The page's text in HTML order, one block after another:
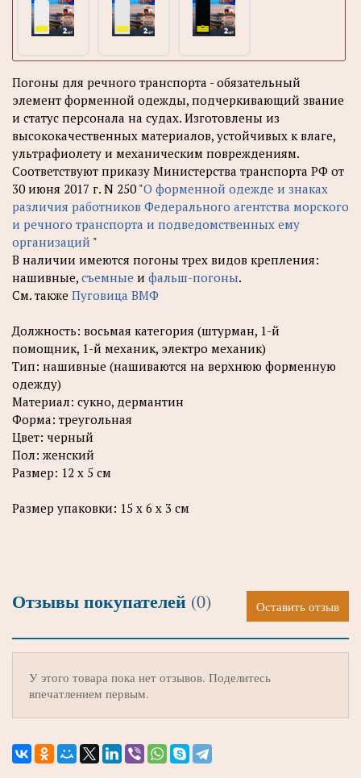
Погоны для речного транспорта - обязательный
элемент форменной одежды, подчеркивающий звание
и статус персонала на судах. Изготовлены из
высококачественных материалов, устойчивых к влаге,
ультрафиолету и механическим повреждениям.
Соответствуют приказу Министерства транспорта РФ от
30 июня 2017 г. N 250 "О форменной одежде и знаках
различия работников Федерального агентства морского
и речного транспорта и подведомственных ему
организаций "
В наличии имеются погоны трех видов крепления:
нашивные, съемные и фальш-погоны.
См. также Пуговица ВМФ
Должность: восьмая категория (штурман, 1-й
помощник, 1-й механик, электро механик)
Тип: нашивные (нашиваются на верхнюю форменную
одежду)
Материал: сукно, дермантин
Форма: треугольная
Цвет: черный
Пол: женский
Размер: 12 х 5 см
Размер упаковки: 15 х 6 х 3 см
Отзывы покупателей (0) Оставить отзыв
У этого товара пока нет отзывов. Поделитесь
впечатлением первым.